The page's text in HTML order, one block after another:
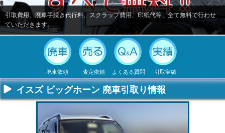
引取費用、廃車手続き代行料、スクラップ費用、印紙代等、全て無料で行わせ
ていただきます。
廃車依頼
不要になった
車の廃車手続
す。
査定依頼
専門スタッフ
がしっかりと
す。
よくある質問
廃車全般に関
するよくある
引取実績
廃車で引取っ
た車や下取り
イスズ ビッグホーン 廃車引取り情報